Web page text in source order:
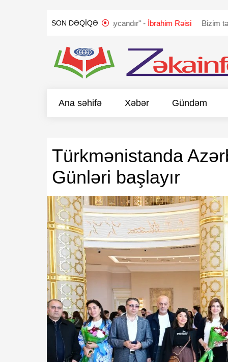
SON DƏQIQƏ
"Qarabağ Azərbaycandır" - İbrahim Rəisi Bizim təklifimiz
Ana səhifə Xəbər Gündəm
Türkmənistanda
Günləri başlayır